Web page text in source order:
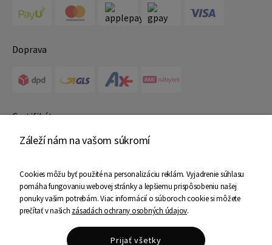
Doprava
Certifikáty
Copyright © 2025 Ami Nábytok - Všetky práva vyhradené
Shoper Premium
Záleží nám na vašom súkromí
Cookies môžu byť použité na personalizáciu reklám. Vyjadrenie súhlasu
pomáha fungovaniu webovej stránky a lepšiemu prispôsobeniu našej
ponuky vašim potrebám. Viac informácií o súboroch cookie si môžete
prečítať v našich zásadách ochrany osobných údajov.
Prijať všetky